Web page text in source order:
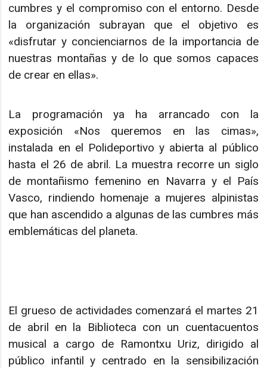
cumbres y el compromiso con el entorno. Desde
la organización subrayan que el objetivo es
«disfrutar y concienciarnos de la importancia de
nuestras montañas y de lo que somos capaces
de crear en ellas».
La programación ya ha arrancado con la
exposición «Nos queremos en las cimas»,
instalada en el Polideportivo y abierta al público
hasta el 26 de abril. La muestra recorre un siglo
de montañismo femenino en Navarra y el País
Vasco, rindiendo homenaje a mujeres alpinistas
que han ascendido a algunas de las cumbres más
emblemáticas del planeta.
El grueso de actividades comenzará el martes 21
de abril en la Biblioteca con un cuentacuentos
musical a cargo de Ramontxu Uriz, dirigido al
público infantil y centrado en la sensibilización